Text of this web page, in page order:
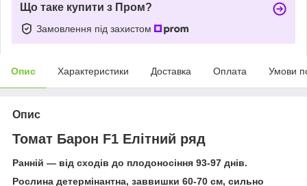
Що таке купити з Пром?
Замовлення під захистом
Опис Характеристики Доставка Оплата Умови
Опис
Томат Барон F1 Елітний ряд
Ранній — від сходів до плодоносіння 93-97 днів.
Рослина детермінантна, заввишки 60-70 см, сильно